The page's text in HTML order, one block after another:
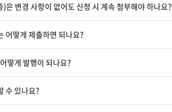
은 변경 사항이 없어도 신청 시 계속 첨부해야 하나요?
어떻게 제출하면 되나요?
떻게 발행이 되나요?
수 있나요?